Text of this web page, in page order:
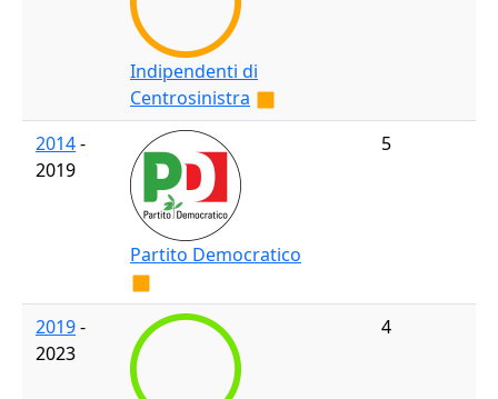
Indipendenti di
Centrosinistra
2014-
2019
Partito Democratico
5
2019-
2023
4